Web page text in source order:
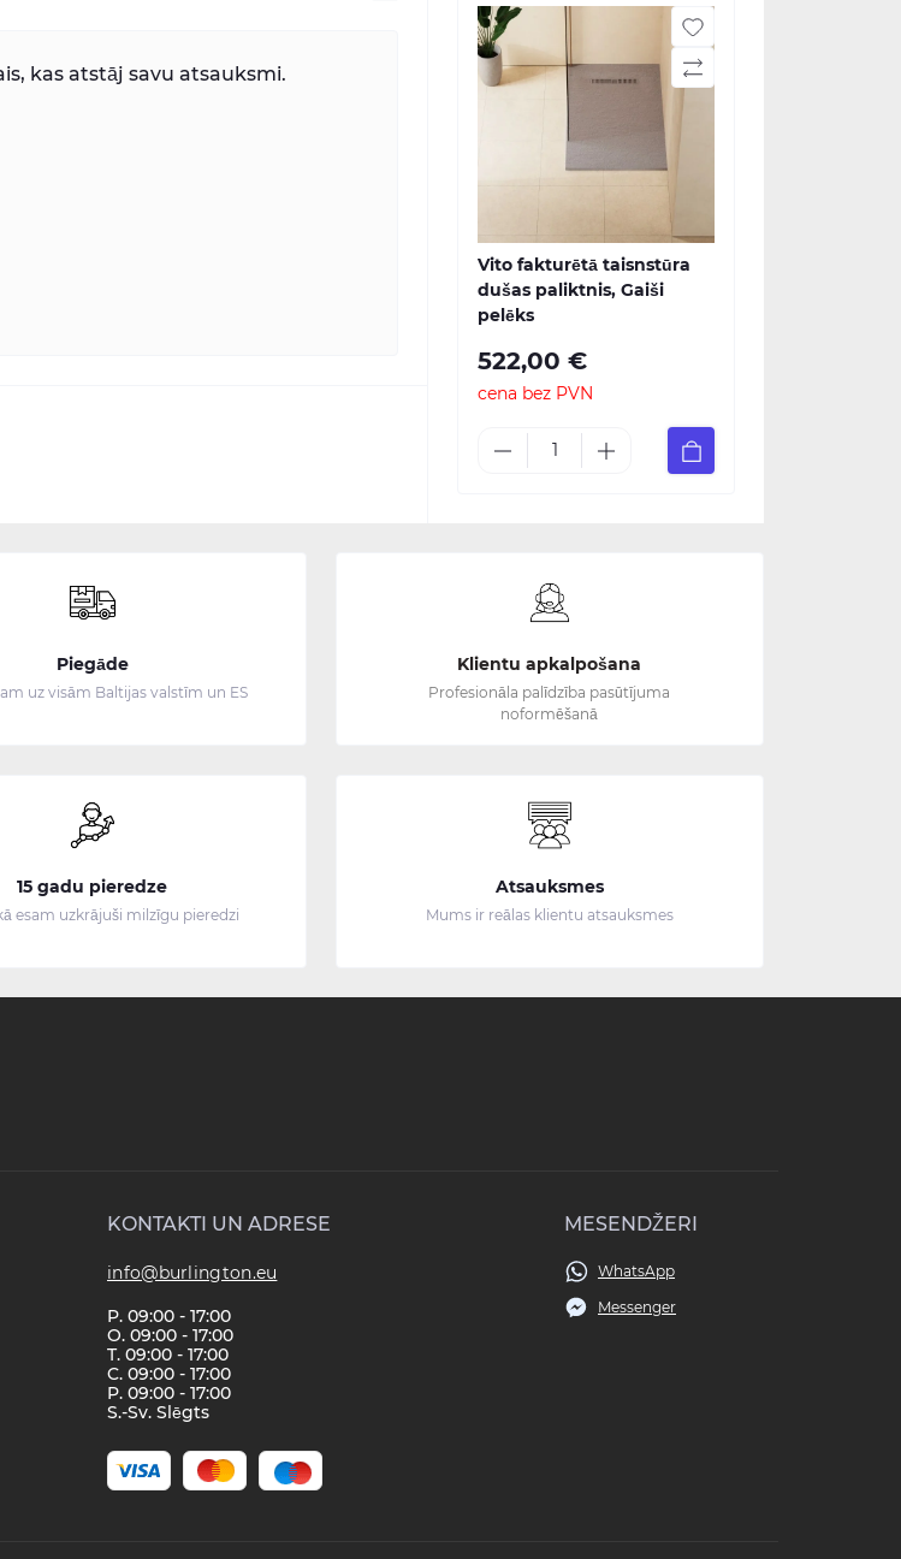
kas atstāj savu atsauksmi.
Vito fakturētā taisnstūra
dušas paliktnis, Gaiši
pelēks
522,00 €
cena bez PVN
Piegāde
uz visām Baltijas valstīm un ES
Klientu apkalpošana
Profesionāla palīdzība pasūtījuma
noformēšanā
15 gadu pieredze
esam uzkrājuši milzīgu pieredzi
Atsauksmes
Mums ir reālas klientu atsauksmes
KONTAKTI UN ADRESE
info@burlington.eu
P. 09:00 - 17:00
O. 09:00 - 17:00
T. 09:00 - 17:00
C. 09:00 - 17:00
P. 09:00 - 17:00
S.-Sv. Slēgts
MESENDŽERI
WhatsApp
Messenger